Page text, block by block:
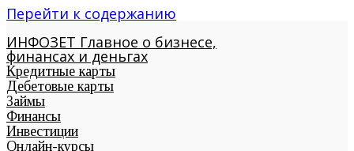
Перейти к содержанию
ИНФОЗЕТ Главное о бизнесе,
финансах и деньгах
Кредитные карты
Дебетовые карты
Займы
Финансы
Инвестиции
Онлайн-курсы